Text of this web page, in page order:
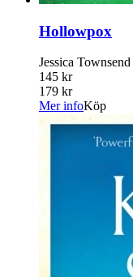
Hollowpox
Jessica Townsend
145 kr
179 kr
Mer infoKöp